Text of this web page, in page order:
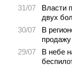
31/07
Власти
двух
30/07
В
29/07
В небе